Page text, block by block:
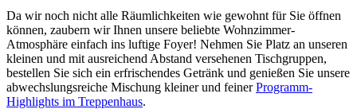
Da wir noch nicht alle Räumlichkeiten wie gewohnt für Sie öffnen
können, zaubern wir Ihnen unsere beliebte Wohnzimmer-
Atmosphäre einfach ins luftige Foyer! Nehmen Sie Platz an unseren
kleinen und mit ausreichend Abstand versehenen Tischgruppen,
bestellen Sie sich ein erfrischendes Getränk und genießen Sie unsere
abwechslungsreiche Mischung kleiner und feinerProgramm-
Highlights im Treppenhaus.